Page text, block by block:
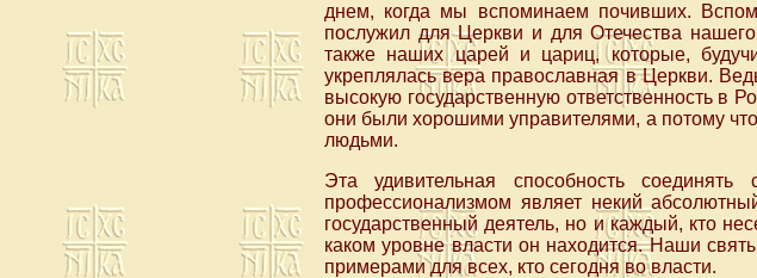
днем, когда мы вспоминаем почивших.
послужил для Церкви и для Отечества
также наших царей и цариц, которые,
укреплялась вера православная в Церкви.
высокую государственную ответственность в
они были хорошими управителями, а потому
людьми.
Эта удивительная способность
профессионализмом являет некий
государственный деятель, но и каждый, кто
каком уровне власти он находится. Наши
примерами для всех, кто сегодня во власти.